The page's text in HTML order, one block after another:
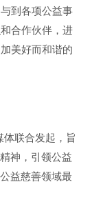
到各项公益事
合作伙伴，进
美好而和谐的
体联合发起，旨
神，引领公益
益慈善领域最